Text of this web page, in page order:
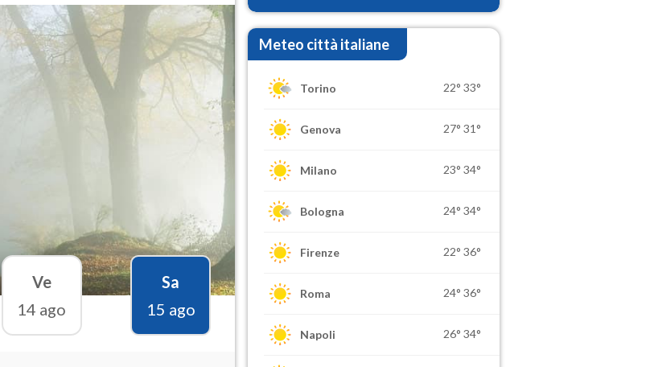
Ve
14 ago
Sa
15 ago
Meteo città italiane
Torino 22° 33°
Genova 27° 31°
Milano 23° 34°
Bologna 24° 34°
Firenze 22° 36°
Roma 24° 36°
Napoli 26° 34°